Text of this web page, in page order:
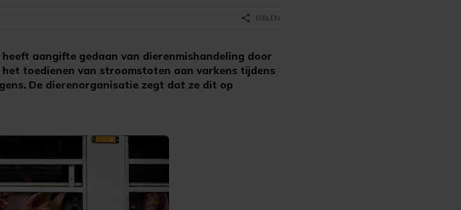
heeft aangifte gedaan van dierenmishandeling door
toedienen van stroomstoten aan varkens tijdens
De dierenorganisatie zegt dat ze dit op
share DELEN